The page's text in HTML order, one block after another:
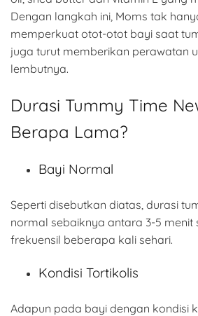
Dengan langkah ini, Moms tak
memperkuat otot-otot bayi saat
juga turut memberikan perawatan
lembutnya.
Durasi Tummy Time
Berapa Lama?
Bayi Normal
Seperti disebutkan diatas, durasi
normal sebaiknya antara 3-5 menit
frekuensil beberapa kali sehari.
Kondisi Tortikolis
Adapun pada bayi dengan kondisi